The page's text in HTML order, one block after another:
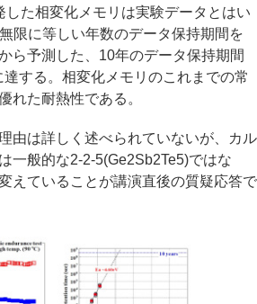
た相変化メモリは実験データとはい
限に等しい年数のデータ保持期間を
ら予測した、10年のデータ保持期間
する。相変化メモリのこれまでの常
れた耐熱性である。
由は詳しく述べられていないが、カル
一般的な2-2-5(Ge2Sb2Te5)ではな
えていることが講演直後の質疑応答で